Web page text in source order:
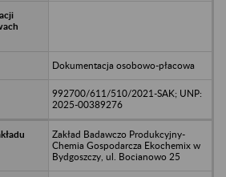
Dokumentacja osobowo-płacowa
992700/611/510/2021-SAK; UNP:
2025-00389276
Zakład Badawczo Produkcyjny-
Chemia Gospodarcza Ekochemix w
Bydgoszczy, ul. Bocianowo 25